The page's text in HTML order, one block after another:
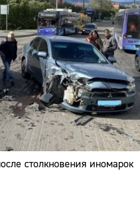
столкновения иномарок